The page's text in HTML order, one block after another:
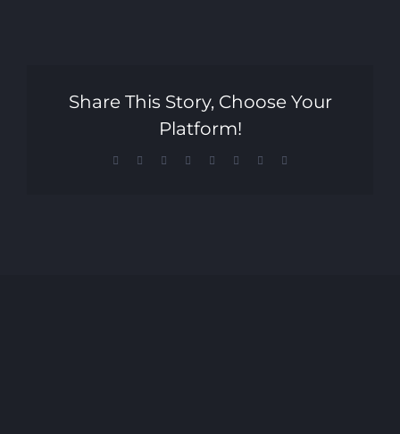
Share This Story, Choose Your
Platform!
Facebook Reddit LinkedInTumblr Pinterest